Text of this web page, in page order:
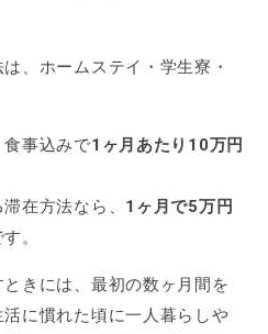
、ホームステイ・学生寮・
事込みで1ヶ月あたり10万円
在方法なら、 1ヶ月で5万円
。
きには、最初の数ヶ月間を
に慣れた頃に一人暮らしや